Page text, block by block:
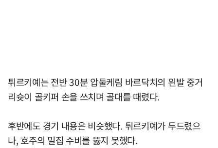
튀르키예는 전반 30분 압둘케림 바르닥치의 왼발 중거
리슛이 골키퍼 손을 쓰치며 골대를 때렸다.
후반에도 경기 내용은 비슷했다. 튀르키예가 두드렸으
나, 호주의 밀집 수비를 뚫지 못했다.